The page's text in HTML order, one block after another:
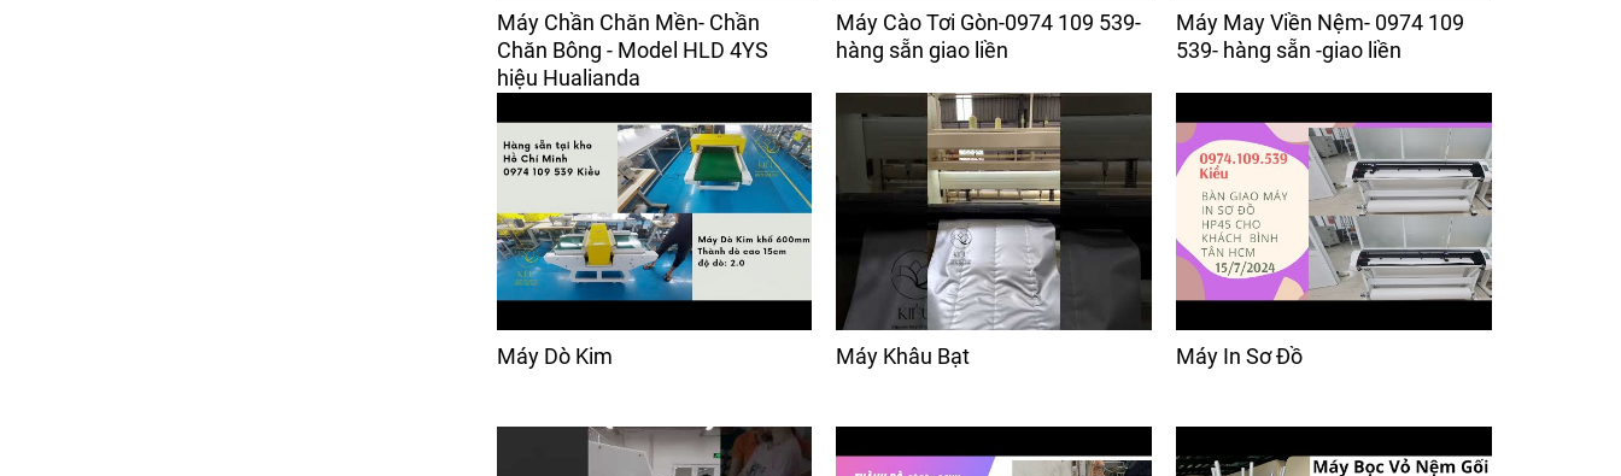
Máy Chần Chăn Mền- Chần
Chăn Bông - Model HLD 4YS
hiệu Hualianda
Máy Cào Tơi Gòn-0974 109 539-
hàng sẵn giao liền
Máy May Viền Nệm- 0974 109
539- hàng sẵn -giao liền
Máy Dò Kim Máy Khâu Bạt Máy In Sơ Đồ